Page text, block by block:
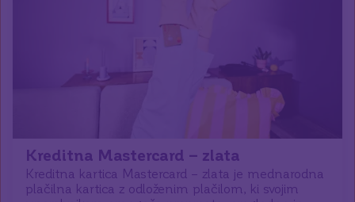
Kreditna Mastercard – zlata
Kreditna kartica Mastercard – zlata je mednarodna
plačilna kartica z odloženim plačilom, ki svojim